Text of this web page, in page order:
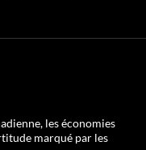
les économies
marqué par les